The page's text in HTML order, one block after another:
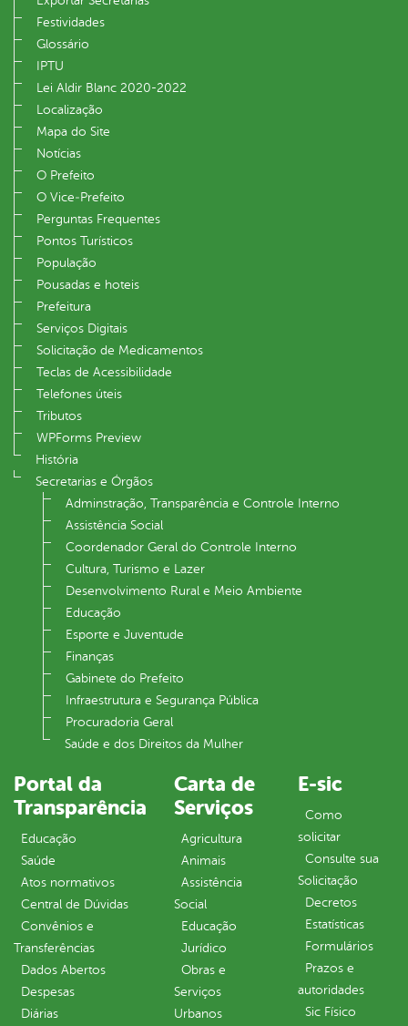
Festividades
Glossário
IPTU
Lei Aldir Blanc 2020-2022
Localização
Mapa do Site
Notícias
O Prefeito
O Vice‐Prefeito
Perguntas Frequentes
Pontos Turísticos
População
Pousadas e hoteis
Prefeitura
Serviços Digitais
Solicitação de Medicamentos
Teclas de Acessibilidade
Telefones úteis
Tributos
WPForms Preview
História
Secretarias e Órgãos
Adminstração, Transparência e Controle Interno
Assistência Social
Coordenador Geral do Controle Interno
Cultura, Turismo e Lazer
Desenvolvimento Rural e Meio Ambiente
Educação
Esporte e Juventude
Finanças
Gabinete do Prefeito
Infraestrutura e Segurança Pública
Procuradoria Geral
Saúde e dos Direitos da Mulher
Portal da
Transparência
Educação
Saúde
Atos normativos
Central de Dúvidas
Convênios e
Transferências
Dados Abertos
Despesas
Diárias
Carta de
Serviços
Agricultura
Animais
Assistência
Social
Educação
Jurídico
Obras e
Serviços
Urbanos
E-sic
Como
solicitar
Consulte sua
Solicitação
Decretos
Estatísticas
Formulários
Prazos e
autoridades
Sic Físico